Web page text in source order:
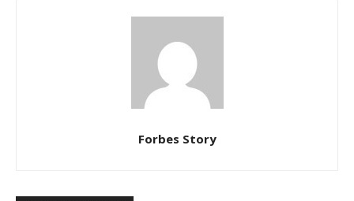
Forbes Story